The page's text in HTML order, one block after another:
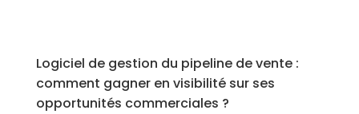
Logiciel de gestion du pipeline de vente :
comment gagner en visibilité sur ses
opportunités commerciales ?